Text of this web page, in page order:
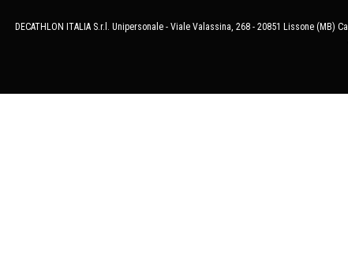
DECATHLON ITALIA S.r.l. Unipersonale - Viale Valassina, 268 - 20851 Lissone (MB)